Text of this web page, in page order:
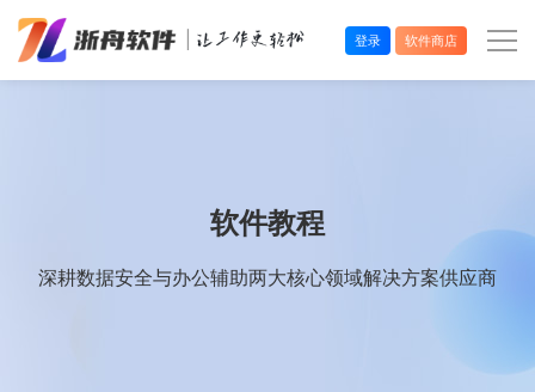
登录 软件商店
软件教程
深耕数据安全与办公辅助两大核心领域解决方案供应商